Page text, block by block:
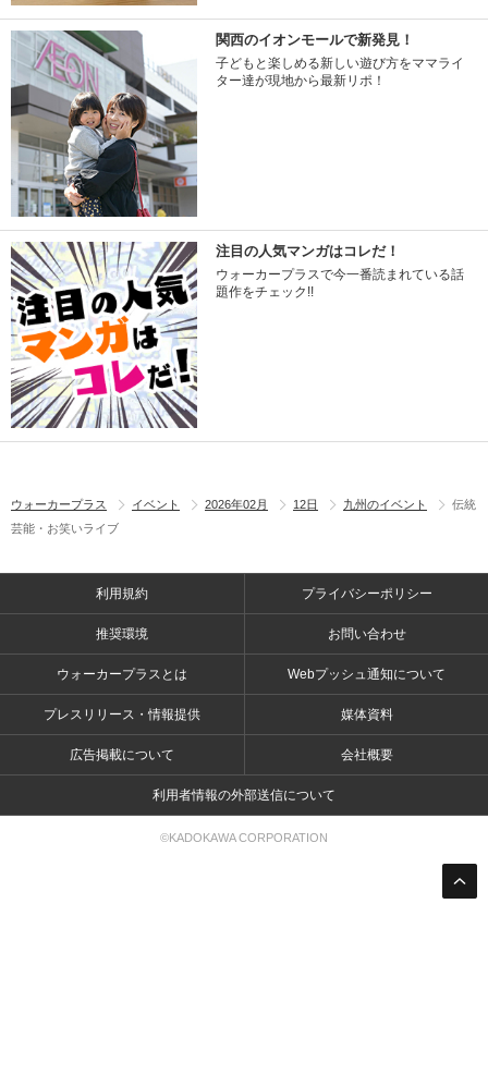
関西のイオンモールで新発見！
子どもと楽しめる新しい遊び方をママライ
ター達が現地から最新リポ！
注目の人気マンガはコレだ！
ウォーカープラスで今一番読まれている話
題作をチェック!!
ウォーカープラス イベント 2026年02月 12日 九州のイベント
伝統
芸能・お笑いライブ
利用規約 プライバシーポリシー
推奨環境 お問い合わせ
ウォーカープラスとは Webプッシュ通知について
プレスリリース・情報提供 媒体資料
広告掲載について 会社概要
利用者情報の外部送信について
©KADOKAWA CORPORATION